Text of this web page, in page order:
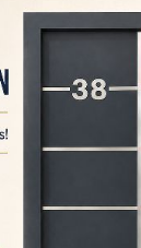
Aluminium mit